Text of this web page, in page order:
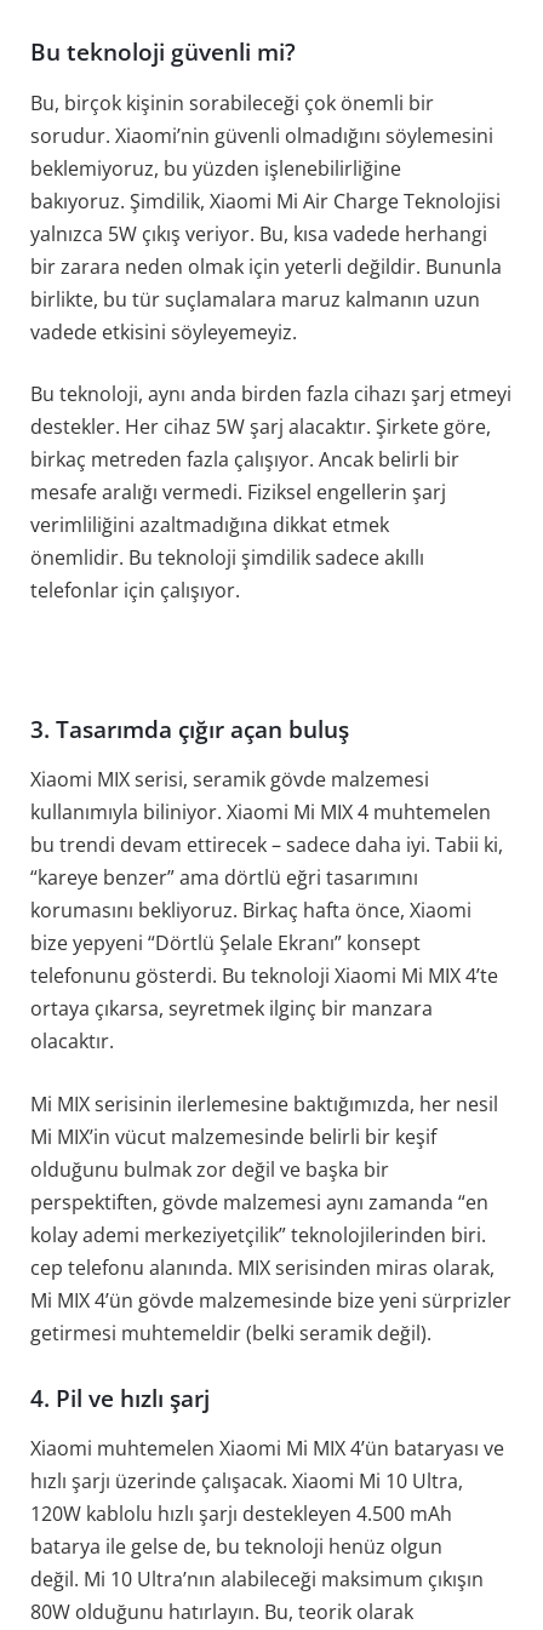
Bu teknoloji güvenli mi?
Bu, birçok kişinin sorabileceği çok önemli bir
sorudur. Xiaomi’nin güvenli olmadığını söylemesini
beklemiyoruz, bu yüzden işlenebilirliğine
bakıyoruz. Şimdilik, Xiaomi Mi Air Charge Teknolojisi
yalnızca 5W çıkış veriyor. Bu, kısa vadede herhangi
bir zarara neden olmak için yeterli değildir. Bununla
birlikte, bu tür suçlamalara maruz kalmanın uzun
vadede etkisini söyleyemeyiz.
Bu teknoloji, aynı anda birden fazla cihazı şarj etmeyi
destekler. Her cihaz 5W şarj alacaktır. Şirkete göre,
birkaç metreden fazla çalışıyor. Ancak belirli bir
mesafe aralığı vermedi. Fiziksel engellerin şarj
verimliliğini azaltmadığına dikkat etmek
önemlidir. Bu teknoloji şimdilik sadece akıllı
telefonlar için çalışıyor.
3. Tasarımda çığır açan buluş
Xiaomi MIX serisi, seramik gövde malzemesi
kullanımıyla biliniyor. Xiaomi Mi MIX 4 muhtemelen
bu trendi devam ettirecek – sadece daha iyi. Tabii ki,
“kareye benzer” ama dörtlü eğri tasarımını
korumasını bekliyoruz. Birkaç hafta önce, Xiaomi
bize yepyeni “Dörtlü Şelale Ekranı” konsept
telefonunu gösterdi. Bu teknoloji Xiaomi Mi MIX 4’te
ortaya çıkarsa, seyretmek ilginç bir manzara
olacaktır.
Mi MIX serisinin ilerlemesine baktığımızda, her nesil
Mi MIX’in vücut malzemesinde belirli bir keşif
olduğunu bulmak zor değil ve başka bir
perspektiften, gövde malzemesi aynı zamanda “en
kolay ademi merkeziyetçilik” teknolojilerinden biri.
cep telefonu alanında. MIX serisinden miras olarak,
Mi MIX 4’ün gövde malzemesinde bize yeni sürprizler
getirmesi muhtemeldir (belki seramik değil).
4. Pil ve hızlı şarj
Xiaomi muhtemelen Xiaomi Mi MIX 4’ün bataryası ve
hızlı şarjı üzerinde çalışacak. Xiaomi Mi 10 Ultra,
120W kablolu hızlı şarjı destekleyen 4.500 mAh
batarya ile gelse de, bu teknoloji henüz olgun
değil. Mi 10 Ultra’nın alabileceği maksimum çıkışın
80W olduğunu hatırlayın. Bu, teorik olarak